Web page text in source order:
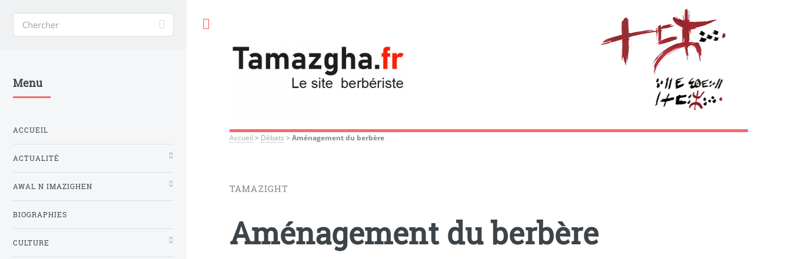
Accueil > Débats >Aménagement du berbère
TAMAZIGHT
Aménagement du berbère
Menu
ACCUEIL
ACTUALITÉ
AWAL N IMAZIGHEN
BIOGRAPHIES
CULTURE